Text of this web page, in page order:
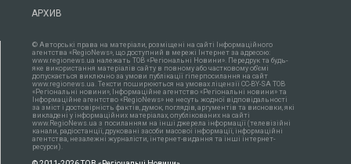
АРХИВ
© Авторські права на матеріали, розміщені на сайті Інформаційного
агентства «RegioNews», що доступний в мережі Інтернет за адресою:
www.regionews.ua належать ТОВ «Регіональні Новини». Передрук та будь-
яке використання матеріалів сайту в повному або частковому об'ємі
допускається виключно за умови публікації гіперпосилання на сайт
www.regionews.ua. Тексти поширюються нa умовах ліцензії CC-BY-SA ТОВ
«Регіональні новини», Інформаційне агентство «Регіональні новини» та
Інформаційне агентство «RegioNews» не несуть жодної відповідальності
за зміст і достовірність фактів, думок, поглядів, аргументів та висновки, які
викладені у інформаційних матеріалах, опублікованих на сайті
www.RegioNews.ua з посиланням на інші джерела інформації (телевізійні
канали, радіостанції, друковані засоби масової інформації, інформаційні
агентства, незалежні журналісти, інтернет-видання та інші інтернет-
ресурси).